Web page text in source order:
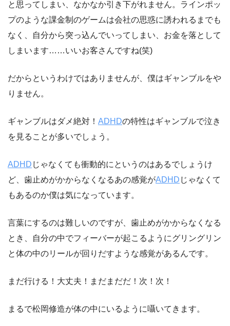
と思ってしまい、なかなか引き下がれません。ラインポッ
プのような課金制のゲームは会社の思惑に誘われるまでも
なく、自分から突っ込んでいってしまい、お金を落として
しまいます……いいお客さんですね(笑)
だからというわけではありませんが、僕はギャンブルをや
りません。
ギャンブルはダメ絶対！ ADHDの特性はギャンブルで泣き
を見ることが多いでしょう。
ADHD じゃなくても衝動的にというのはあるでしょうけ
ど、歯止めがかからなくなるあの感覚がADHD じゃなくて
もあるのか僕は気になっています。
言葉にするのは難しいのですが、歯止めがかからなくなる
とき、自分の中でフィーバーが起こるようにグリングリン
と体の中のリールが回りだすような感覚があるんです。
まだ行ける！大丈夫！まだまだだ！次！次！
まるで松岡修造が体の中にいるように囁いてきます。